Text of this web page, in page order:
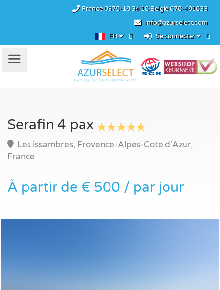
France0975-18 34 10België078-481833
info@azurselect.com
FR
Se connecter
Serafin 4 pax
Les issambres, Provence-Alpes-Cote d'Azur,
France
À partir de € 500 / par jour